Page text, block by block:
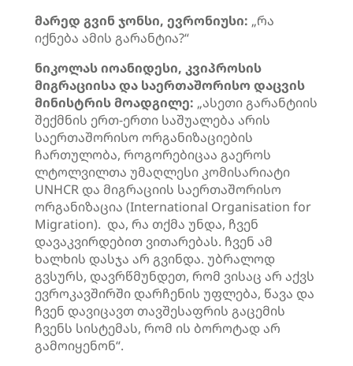
მარედ გვინ ჯონსი, ევრონიუსი: „რა
იქნება ამის გარანტია?“
ნიკოლას იოანიდესი, კვიპროსის
მიგრაციისა და საერთაშორისო დაცვის
მინისტრის მოადგილე: „ასეთი გარანტიის
შექმნის ერთ-ერთი საშუალება არის
საერთაშორისო ორგანიზაციების
ჩართულობა, როგორებიცაა გაეროს
ლტოლვილთა უმაღლესი კომისარიატი
UNHCR და მიგრაციის საერთაშორისო
ორგანიზაცია (International Organisation for
Migration). და, რა თქმა უნდა, ჩვენ
დავაკვირდებით ვითარებას. ჩვენ ამ
ხალხის დასჯა არ გვინდა. უბრალოდ
გვსურს, დავრწმუნდეთ, რომ ვისაც არ აქვს
ევროკავშირში დარჩენის უფლება, წავა და
ჩვენ დავიცავთ თავშესაფრის გაცემის
ჩვენს სისტემას, რომ ის ბოროტად არ
გამოიყენონ“.